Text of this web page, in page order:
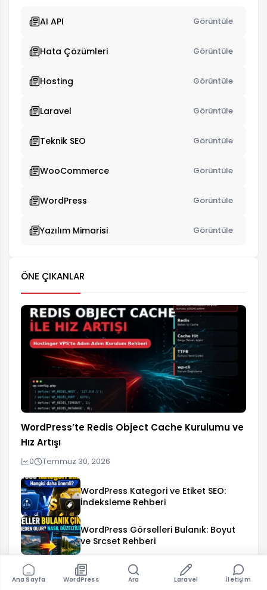
AI API Görüntüle
Hata Çözümleri Görüntüle
Hosting Görüntüle
Laravel Görüntüle
Teknik SEO Görüntüle
WooCommerce Görüntüle
WordPress Görüntüle
Yazılım Mimarisi Görüntüle
ÖNE ÇIKANLAR
WordPress’te Redis Object Cache Kurulumu ve
Hız Artışı
0 Temmuz 30, 2026
WordPress Kategori ve Etiket SEO:
İndeksleme Rehberi
WordPress Görselleri Bulanık: Boyut
ve Srcset Rehberi
WordPress REST API’de Özel Endpoint
Nasıl Yazılır?
Ana Sayfa WordPress Ara Laravel İletişim